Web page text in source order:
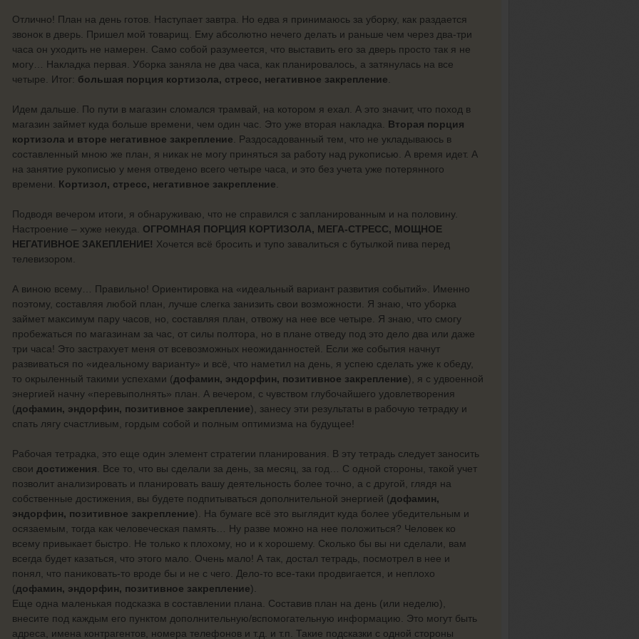
Отлично! План на день готов. Наступает завтра. Но едва я принимаюсь за уборку, как раздается
звонок в дверь. Пришел мой товарищ. Ему абсолютно нечего делать и раньше чем через два-три
часа он уходить не намерен. Само собой разумеется, что выставить его за дверь просто так я не
могу… Накладка первая. Уборка заняла не два часа, как планировалось, а затянулась на все
четыре. Итог: большая порция кортизола, стресс, негативное закрепление.
Идем дальше. По пути в магазин сломался трамвай, на котором я ехал. А это значит, что поход в
магазин займет куда больше времени, чем один час. Это уже вторая накладка. Вторая порция
кортизола и вторе негативное закрепление. Раздосадованный тем, что не укладываюсь в
составленный мною же план, я никак не могу приняться за работу над рукописью. А время идет. А
на занятие рукописью у меня отведено всего четыре часа, и это без учета уже потерянного
времени. Кортизол, стресс, негативное закрепление.
Подводя вечером итоги, я обнаруживаю, что не справился с запланированным и на половину.
Настроение – хуже некуда. ОГРОМНАЯ ПОРЦИЯ КОРТИЗОЛА, МЕГА-СТРЕСС, МОЩНОЕ
НЕГАТИВНОЕ ЗАКЕПЛЕНИЕ! Хочется всё бросить и тупо завалиться с бутылкой пива перед
телевизором.
А виною всему… Правильно! Ориентировка на «идеальный вариант развития событий». Именно
поэтому, составляя любой план, лучше слегка занизить свои возможности. Я знаю, что уборка
займет максимум пару часов, но, составляя план, отвожу на нее все четыре. Я знаю, что смогу
пробежаться по магазинам за час, от силы полтора, но в плане отведу под это дело два или даже
три часа! Это застрахует меня от всевозможных неожиданностей. Если же события начнут
развиваться по «идеальному варианту» и всё, что наметил на день, я успею сделать уже к обеду,
то окрыленный такими успехами (дофамин, эндорфин, позитивное закрепление), я с удвоенной
энергией начну «перевыполнять» план. А вечером, с чувством глубочайшего удовлетворения
(дофамин, эндорфин, позитивное закрепление), занесу эти результаты в рабочую тетрадку и
спать лягу счастливым, гордым собой и полным оптимизма на будущее!
Рабочая тетрадка, это еще один элемент стратегии планирования. В эту тетрадь следует заносить
свои достижения. Все то, что вы сделали за день, за месяц, за год… С одной стороны, такой учет
позволит анализировать и планировать вашу деятельность более точно, а с другой, глядя на
собственные достижения, вы будете подпитываться дополнительной энергией (дофамин,
эндорфин, позитивное закрепление). На бумаге всё это выглядит куда более убедительным и
осязаемым, тогда как человеческая память… Ну разве можно на нее положиться? Человек ко
всему привыкает быстро. Не только к плохому, но и к хорошему. Сколько бы вы ни сделали, вам
всегда будет казаться, что этого мало. Очень мало! А так, достал тетрадь, посмотрел в нее и
понял, что паниковать-то вроде бы и не с чего. Дело-то все-таки продвигается, и неплохо
(дофамин, эндорфин, позитивное закрепление).
Еще одна маленькая подсказка в составлении плана. Составив план на день (или неделю),
внесите под каждым его пунктом дополнительную/вспомогательную информацию. Это могут быть
адреса, имена контрагентов, номера телефонов и т.д. и т.п. Такие подсказки с одной стороны